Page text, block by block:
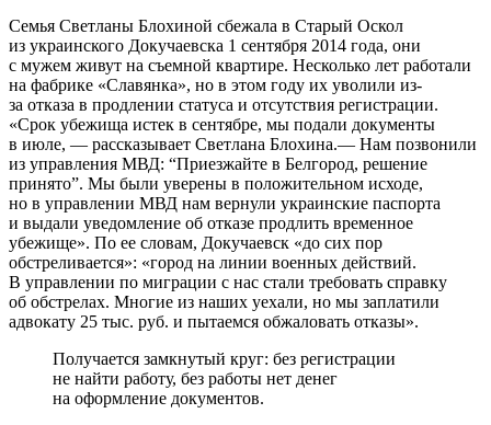
Семья Светланы Блохиной сбежала в Старый Оскол
из украинского Докучаевска 1 сентября 2014 года, они
с мужем живут на съемной квартире. Несколько лет работали
на фабрике «Славянка», но в этом году их уволили из-
за отказа в продлении статуса и отсутствия регистрации.
«Срок убежища истек в сентябре, мы подали документы
в июле, — рассказывает Светлана Блохина.— Нам позвонили
из управления МВД: “Приезжайте в Белгород, решение
принято”. Мы были уверены в положительном исходе,
но в управлении МВД нам вернули украинские паспорта
и выдали уведомление об отказе продлить временное
убежище». По ее словам, Докучаевск «до сих пор
обстреливается»: «город на линии военных действий.
В управлении по миграции с нас стали требовать справку
об обстрелах. Многие из наших уехали, но мы заплатили
адвокату 25 тыс. руб. и пытаемся обжаловать отказы».
Получается замкнутый круг: без регистрации
не найти работу, без работы нет денег
на оформление документов.